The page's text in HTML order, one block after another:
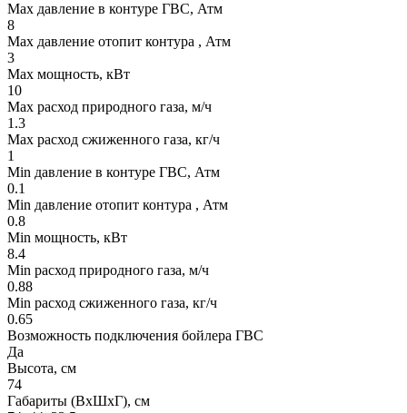
Max давление в контуре ГВС, Атм
8
Max давление отопит контура , Атм
3
Max мощность, кВт
10
Max расход природного газа, м/ч
1.3
Max расход сжиженного газа, кг/ч
1
Min давление в контуре ГВС, Атм
0.1
Min давление отопит контура , Атм
0.8
Min мощность, кВт
8.4
Min расход природного газа, м/ч
0.88
Min расход сжиженного газа, кг/ч
0.65
Возможность подключения бойлера ГВС
Да
Высота, см
74
Габариты (ВхШхГ), см